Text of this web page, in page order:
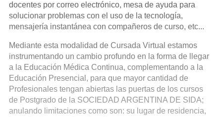
docentes por correo electrónico, mesa de ayuda para
solucionar problemas con el uso de la tecnología,
mensajería instantánea con compañeros de curso, etc...
Mediante esta modalidad de Cursada Virtual estamos
instrumentando un cambio profundo en la forma de llegar
a la Educación Médica Continua, complementando a la
Educación Presencial, para que mayor cantidad de
Profesionales tengan abiertas las puertas de los cursos
de Postgrado de la SOCIEDAD ARGENTINA DE SIDA;
anulando limitaciones como son: su lugar de residencia,